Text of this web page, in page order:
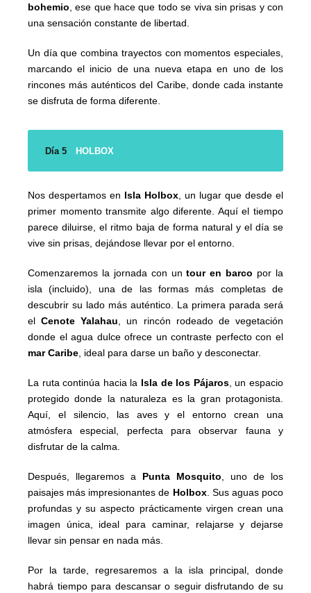
bohemio , ese que hace que todo se viva sin prisas y con
una sensación constante de libertad.
Un día que combina trayectos con momentos especiales,
marcando el inicio de una nueva etapa en uno de los
rincones más auténticos del Caribe, donde cada instante
se disfruta de forma diferente.
Día 5 HOLBOX
Nos despertamos en Isla Holbox , un lugar que desde el
primer momento transmite algo diferente. Aquí el tiempo
parece diluirse, el ritmo baja de forma natural y el día se
vive sin prisas, dejándose llevar por el entorno.
Comenzaremos la jornada con untour en barco por la
isla (incluido), una de las formas más completas de
descubrir su lado más auténtico. La primera parada será
elCenote Yalahau , un rincón rodeado de vegetación
donde el agua dulce ofrece un contraste perfecto con el
mar Caribe , ideal para darse un baño y desconectar.
La ruta continúa hacia la Isla de los Pájaros, un espacio
protegido donde la naturaleza es la gran protagonista.
Aquí, el silencio, las aves y el entorno crean una
atmósfera especial, perfecta para observar fauna y
disfrutar de la calma.
Después, llegaremos a Punta Mosquito , uno de los
paisajes más impresionantes de Holbox. Sus aguas poco
profundas y su aspecto prácticamente virgen crean una
imagen única, ideal para caminar, relajarse y dejarse
llevar sin pensar en nada más.
Por la tarde, regresaremos a la isla principal, donde
habrá tiempo para descansar o seguir disfrutando de su